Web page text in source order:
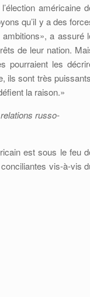
américaine
qu’il y a des
a assuré
de leur nation.
pourraient les
ils sont très
la raison.»
russo-
est sous le feu
vis-à-vis